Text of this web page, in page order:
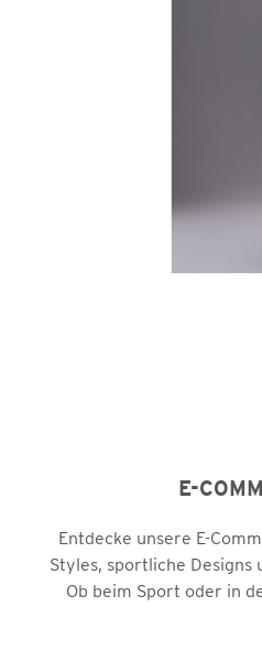
E-
Entdecke unsere E-
Styles, sportliche Designs
Ob beim Sport oder in